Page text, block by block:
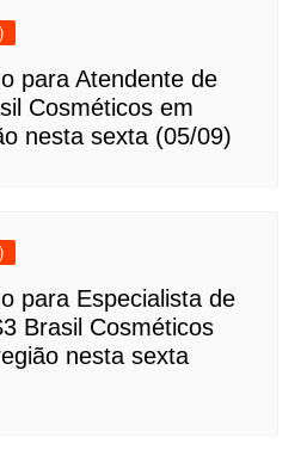
para Atendente de
Cosméticos em
nesta sexta (05/09)
para Especialista de
Brasil Cosméticos
nesta sexta